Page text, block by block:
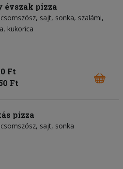
évszak pizza
sajt sonka szalámi
kukorica
Ft
Ft
pizza
sajt sonka